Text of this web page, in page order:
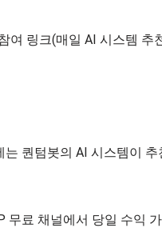
링크(매일 AI 시스템 추
퀀텀봇의 AI 시스템이
무료 채널에서 당일 수익